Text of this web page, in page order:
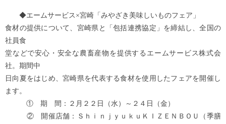
◆エームサービス×宮崎「みやざき美味しいものフェア」
食材の提供について、宮崎県と「包括連携協定」を締結し、全国の
社員食
堂などで安心・安全な農畜産物を提供するエームサービス株式会
社。期間中
日向夏をはじめ、宮崎県を代表する食材を使用したフェアを開催し
ます。
① 期 間：２月２２日（水）～２４日（金）
② 開催店舗：ＳｈｉｎｊｙｕｋｕＫＩＺＥＮＢＯＵ（季膳